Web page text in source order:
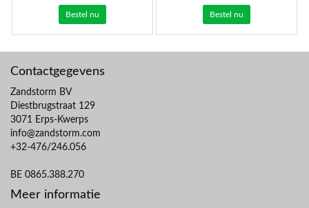
Bestel nu Bestel nu
Contactgegevens
Zandstorm BV
Diestbrugstraat 129
3071 Erps-Kwerps
info@zandstorm.com
+32-476/246.056
BE 0865.388.270
Meer informatie